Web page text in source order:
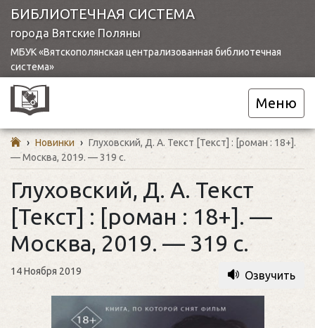
БИБЛИОТЕЧНАЯ СИСТЕМА
города Вятские Поляны
МБУК «Вятскополянская централизованная библиотечная
система»
Меню
› Новинки › Глуховский, Д. А. Текст [Текст] : [роман : 18+].
— Москва, 2019. — 319 с.
Глуховский, Д. А. Текст
[Текст] : [роман : 18+]. —
Москва, 2019. — 319 с.
14 Ноября 2019 Озвучить